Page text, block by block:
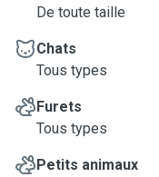
De toute taille
Chats
Tous types
Furets
Tous types
Petits animaux